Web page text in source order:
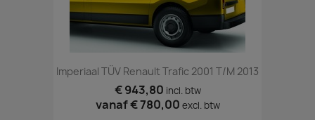
Imperiaal TÜV Renault Trafic 2001 T/m 2013
€ 943,80 incl. btw
vanaf€ 780,00 excl. btw